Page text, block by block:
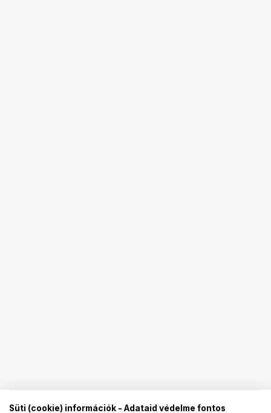
Süti (cookie) információk - Adataid védelme fontos